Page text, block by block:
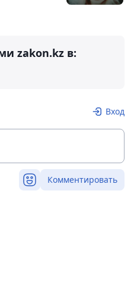
zakon.kz в:
Вход
Комментировать